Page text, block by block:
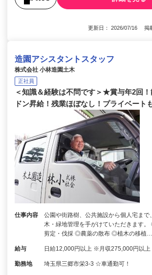
更新日： 2026/07/16 掲
造園アシスタントスタッフ
株式会社 小林造園土木
正社員
＜知識＆経験は不問です＞★賞与年2回
ドン昇給！残業ほぼなし！プライベート
仕事内容
公園や街路樹、公共施設から個人宅まで
木・緑地管理を手がけていただきます
剪定・伐採 ◎農薬の散布 ◎植木の移植
給与 日給12,000円以上 ※月収275,000円以上
勤務地 埼玉県三郷市栄3-3 ☆車通勤可！